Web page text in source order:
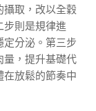
攝取，改以全穀
步則是規律進
定分泌。第三步
量，提升基礎代
在放鬆的節奏中